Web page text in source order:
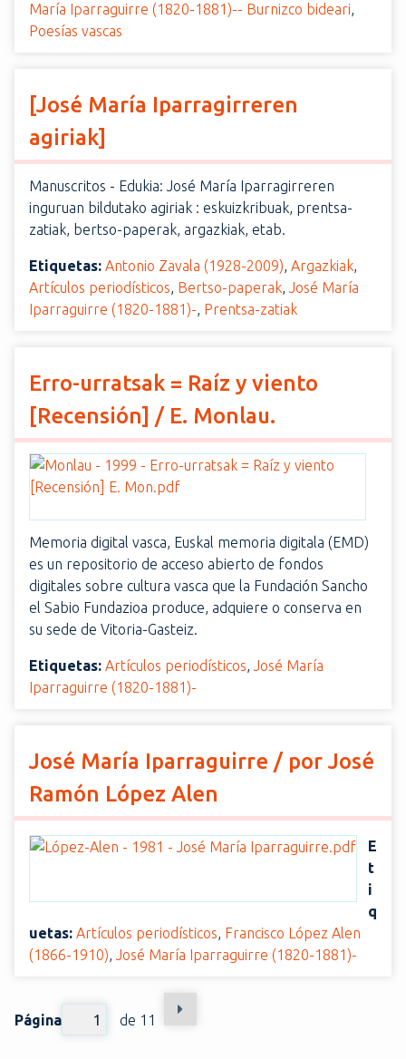
María Iparraguirre (1820-1881)-- Burnizco bideari,
Poesías vascas
[José María Iparragirreren
agiriak]
Manuscritos - Edukia: José María Iparragirreren
inguruan bildutako agiriak : eskuizkribuak, prentsa-
zatiak, bertso-paperak, argazkiak, etab.
Etiquetas: Antonio Zavala (1928-2009), Argazkiak,
Artículos periodísticos, Bertso-paperak, José María
Iparraguirre (1820-1881)-, Prentsa-zatiak
Erro-urratsak = Raíz y viento
[Recensión] / E. Monlau.
Memoria digital vasca, Euskal memoria digitala (EMD)
es un repositorio de acceso abierto de fondos
digitales sobre cultura vasca que la Fundación Sancho
el Sabio Fundazioa produce, adquiere o conserva en
su sede de Vitoria-Gasteiz.
Etiquetas: Artículos periodísticos, José María
Iparraguirre (1820-1881)-
José María Iparraguirre / por José
Ramón López Alen
E
t
i
q
uetas: Artículos periodísticos, Francisco López Alen
(1866-1910), José María Iparraguirre (1820-1881)-
Página de 11